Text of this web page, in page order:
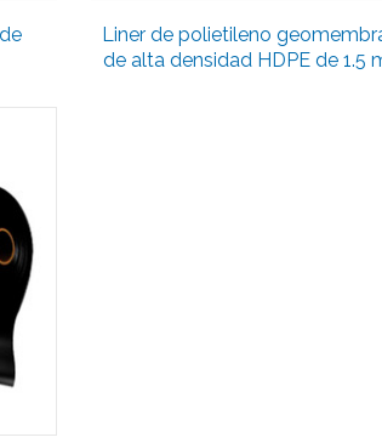
Liner de polietileno
de alta densidad HDPE de 1.5